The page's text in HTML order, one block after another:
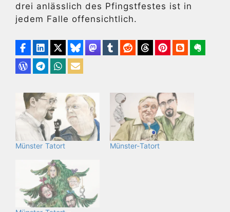
drei anlässlich des Pfingstfestes ist in
jedem Falle offensichtlich.
Münster Tatort Münster-Tatort